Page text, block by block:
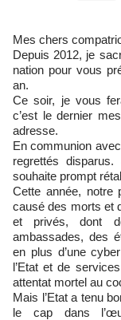
Mes chers
Depuis 2012, je
nation pour vous
an.
Ce soir, je vous
c’est le dernier
adresse.
En communion
regrettés
souhaite prompt
Cette année, notre
causé des morts et
et privés, dont
ambassades, des
en plus d’une
l’Etat et de
attentat mortel au
Mais l’Etat a tenu
le cap dans